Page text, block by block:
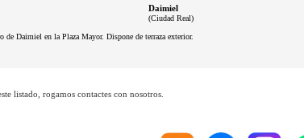
Daimiel
(Ciudad Real)
de Daimiel en la Plaza Mayor. Dispone de terraza exterior.
listado, rogamos contactes con nosotros.